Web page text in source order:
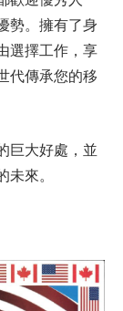
勢。擁有了身
選擇工作，享
代傳承您的移
巨大好處，並
未來。